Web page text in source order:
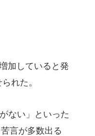
加していると発
れた。
ない」といった
言が多数出る